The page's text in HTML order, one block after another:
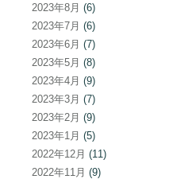
2023年8月 (6)
2023年7月 (6)
2023年6月 (7)
2023年5月 (8)
2023年4月 (9)
2023年3月 (7)
2023年2月 (9)
2023年1月 (5)
2022年12月 (11)
2022年11月 (9)